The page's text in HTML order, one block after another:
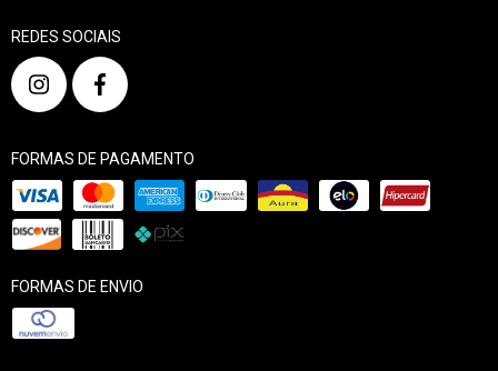
REDES SOCIAIS
FORMAS DE PAGAMENTO
FORMAS DE ENVIO